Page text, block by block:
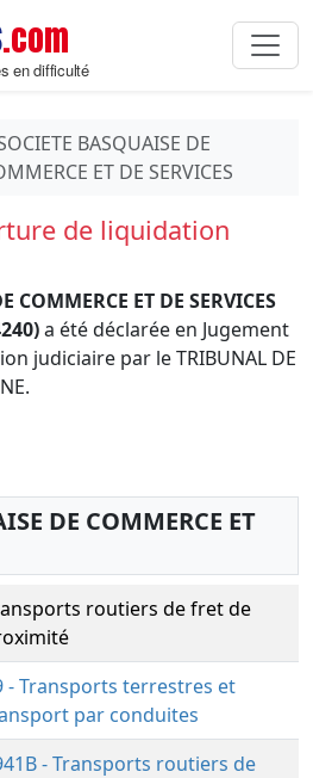
.com
en difficulté
BASQUAISE DE
ET DE SERVICES
de liquidation
COMMERCE ET DE SERVICES
a été déclarée en Jugement
judiciaire par le TRIBUNAL DE
DE COMMERCE ET
routiers de fret de
- Transports terrestres et
par conduites
- Transports routiers de